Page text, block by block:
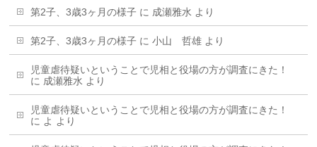
第2子、3歳3ヶ月の様子 に 成瀬雅水 より
第2子、3歳3ヶ月の様子 に小山 哲雄 より
児童虐待疑いということで児相と役場の方が調査にきた！
に 成瀬雅水 より
児童虐待疑いということで児相と役場の方が調査にきた！
に よ より